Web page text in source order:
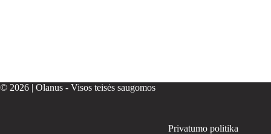
© 2026 | Olanus - Visos teisės saugomos
Privatumo politika